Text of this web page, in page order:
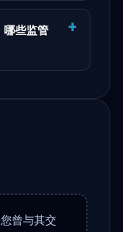
些监管
曾与其交